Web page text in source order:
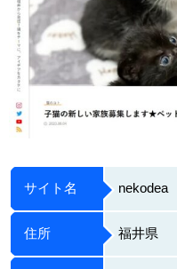
サイト名 nekodea
住所 福井県